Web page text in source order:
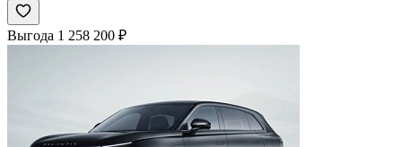
Выгода 1 258 200 ₽